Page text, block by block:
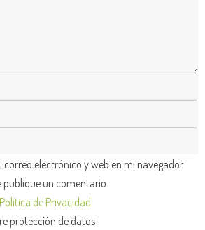
correo electrónico y web en mi navegador
un comentario.
Política de Privacidad
protección de datos